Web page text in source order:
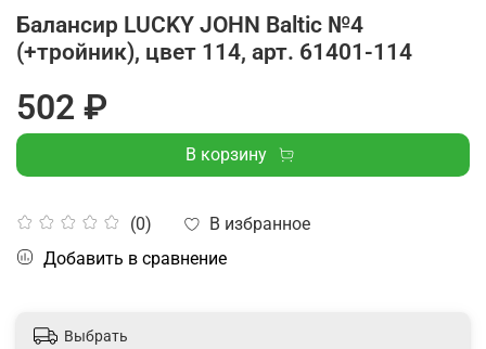
Балансир LUCKY JOHN Baltic №4
(+тройник), цвет 114, арт. 61401-114
(0)
В избранное
Добавить в сравнение
502 ₽
В корзину
Выбрать